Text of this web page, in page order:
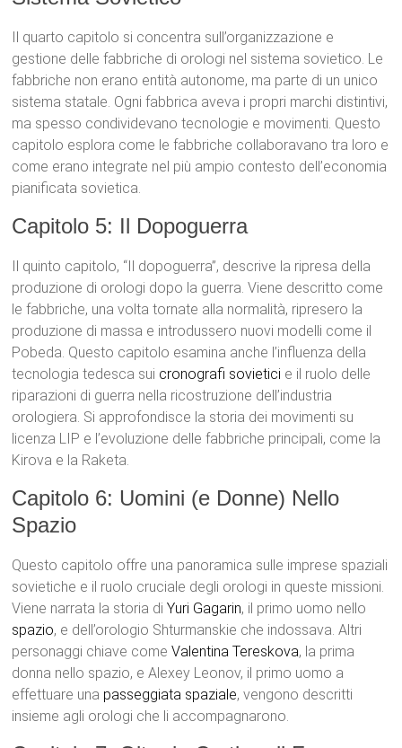
Il quarto capitolo si concentra sull’organizzazione e
gestione delle fabbriche di orologi nel sistema sovietico. Le
fabbriche non erano entità autonome, ma parte di un unico
sistema statale. Ogni fabbrica aveva i propri marchi distintivi,
ma spesso condividevano tecnologie e movimenti. Questo
capitolo esplora come le fabbriche collaboravano tra loro e
come erano integrate nel più ampio contesto dell’economia
pianificata sovietica.
Capitolo 5: Il Dopoguerra
Il quinto capitolo, “Il dopoguerra”, descrive la ripresa della
produzione di orologi dopo la guerra. Viene descritto come
le fabbriche, una volta tornate alla normalità, ripresero la
produzione di massa e introdussero nuovi modelli come il
Pobeda. Questo capitolo esamina anche l’influenza della
tecnologia tedesca sui cronografi sovietici e il ruolo delle
riparazioni di guerra nella ricostruzione dell’industria
orologiera. Si approfondisce la storia dei movimenti su
licenza LIP e l’evoluzione delle fabbriche principali, come la
Kirova e la Raketa.
Capitolo 6: Uomini (e Donne) Nello
Spazio
Questo capitolo offre una panoramica sulle imprese spaziali
sovietiche e il ruolo cruciale degli orologi in queste missioni.
Viene narrata la storia diYuri Gagarin, il primo uomo nello
spazio, e dell’orologio Shturmanskie che indossava. Altri
personaggi chiave comeValentina Tereskova, la prima
donna nello spazio, e Alexey Leonov, il primo uomo a
effettuare una passeggiata spaziale, vengono descritti
insieme agli orologi che li accompagnarono.